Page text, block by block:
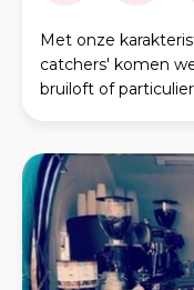
Met onze
catchers' komen
bruiloft of